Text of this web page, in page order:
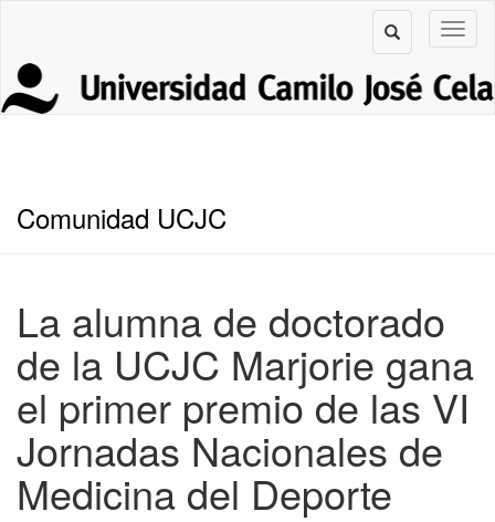
Comunidad UCJC
La alumna de doctorado
de la UCJC Marjorie gana
el primer premio de las VI
Jornadas Nacionales de
Medicina del Deporte